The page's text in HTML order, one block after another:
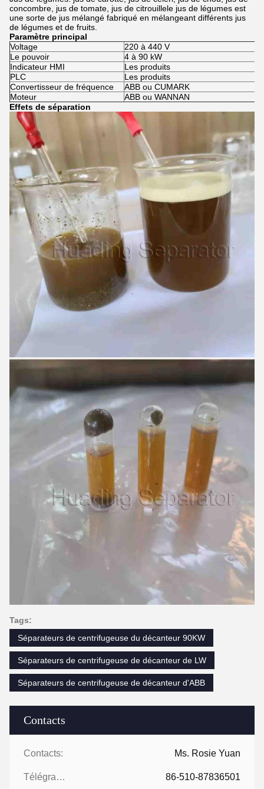
Contacts
Contacts: Ms. Rosie Yuan
Télégramme: 86-510-87836501
concombre, jus de tomate, jus de citrouillele jus de légumes est
une sorte de jus mélangé fabriqué en mélangeant différents jus
de légumes et de fruits.
Paramètre principal
Voltage
220 à 440 V
Le pouvoir
4 à 90 kW
Indicateur HMI
Les produits
PLC
Les produits
Convertisseur de fréquence
ABB ou CUMARK
Moteur
ABB ou WANNAN
Effets de séparation
Tags:
Séparateurs de centrifugeuse du décanteur 90KW
Séparateurs de centrifugeuse de décanteur de LW
Séparateurs de centrifugeuse de décanteur d'ABB